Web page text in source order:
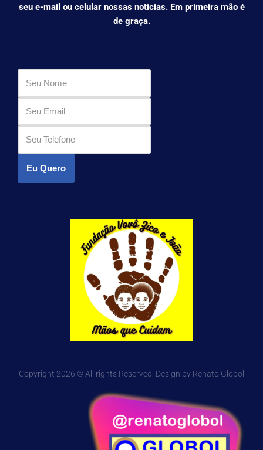
seu e-mail ou celular nossas noticias. Em primeira mão é
de graça.
Eu Quero
Copyright 2026 © All rights Reserved. Design by Renato Globol